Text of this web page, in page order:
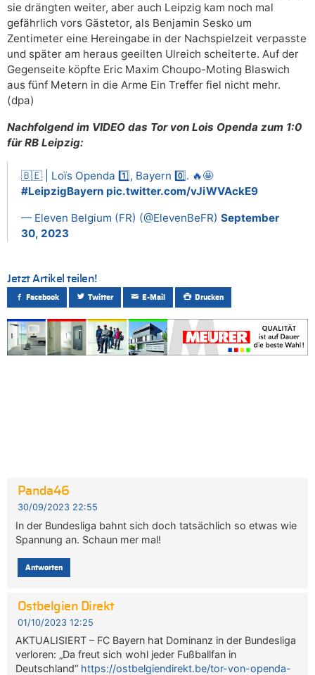
sie drängten weiter, aber auch Leipzig kam noch mal
gefährlich vors Gästetor, als Benjamin Sesko um
Zentimeter eine Hereingabe in der Nachspielzeit verpasste
und später am heraus geeilten Ulreich scheiterte. Auf der
Gegenseite köpfte Eric Maxim Choupo-Moting Blaswich
aus fünf Metern in die Arme Ein Treffer fiel nicht mehr.
(dpa)
Nachfolgend im VIDEO das Tor von Lois Openda zum 1:0
für RB Leipzig:
🇧🇪 | Loïs Openda 1️⃣, Bayern 0️⃣. 🔥🤩
#LeipzigBayern pic.twitter.com/vJiWVAckE9
— Eleven Belgium (FR) (@ElevenBeFR) September
30, 2023
Jetzt Artikel teilen!
Facebook Twitter E-Mail Drucken
Panda46
30/09/2023 22:55
In der Bundesliga bahnt sich doch tatsächlich so etwas wie
Spannung an. Schaun mer mal!
Antworten
Ostbelgien Direkt
01/10/2023 12:25
AKTUALISIERT – FC Bayern hat Dominanz in der Bundesliga
verloren: „Da freut sich wohl jeder Fußballfan in
Deutschland“ https://ostbelgiendirekt.be/tor-von-openda-